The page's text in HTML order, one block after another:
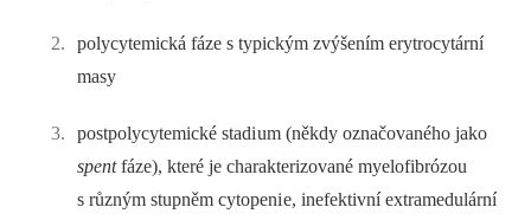
polycytemická fáze s typickým zvýšením erytrocytární
masy
postpolycytemické stadi um (někdy označovaného jako
spentfáze), které je charakterizované myelofibrózou
s různým stupněm cytopeni e, inefektivní extramedulární